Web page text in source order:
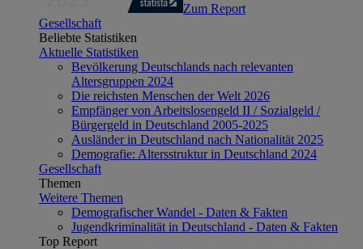
Zum Report
Gesellschaft
Beliebte Statistiken
Aktuelle Statistiken
Bevölkerung Deutschlands nach relevanten
Altersgruppen 2024
Die reichsten Menschen der Welt 2026
Empfänger von Arbeitslosengeld II / Sozialgeld /
Bürgergeld in Deutschland 2005-2025
Ausländer in Deutschland nach Nationalität 2025
Demografie: Altersstruktur in Deutschland 2024
Gesellschaft
Themen
Weitere Themen
Demografischer Wandel - Daten & Fakten
Jugendkriminalität in Deutschland - Daten & Fakten
Top Report